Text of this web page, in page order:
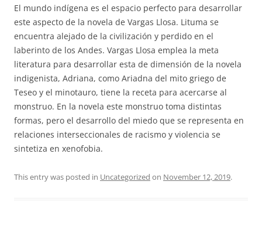
El mundo indígena es el espacio perfecto para desarrollar
este aspecto de la novela de Vargas Llosa. Lituma se
encuentra alejado de la civilización y perdido en el
laberinto de los Andes. Vargas Llosa emplea la meta
literatura para desarrollar esta de dimensión de la novela
indigenista, Adriana, como Ariadna del mito griego de
Teseo y el minotauro, tiene la receta para acercarse al
monstruo. En la novela este monstruo toma distintas
formas, pero el desarrollo del miedo que se representa en
relaciones interseccionales de racismo y violencia se
sintetiza en xenofobia.
This entry was posted in Uncategorized on November 12, 2019.